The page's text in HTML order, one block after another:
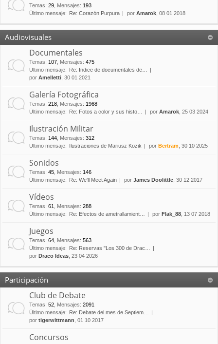
Temas: 29 Mensajes: 193
Último mensaje:
Re: Corazón Purpura por Amarok , 08 01 2018
Audiovisuales
Documentales
Temas: 107 Mensajes: 475
Último mensaje:
Re: Índice de documentales de…
por Amelletti , 30 01 2021
Galería Fotográfica
Temas: 218 Mensajes: 1968
Último mensaje:
Re: Fotos a color y sus histo… por Amarok , 25 03 2024
Ilustración Militar
Temas: 144 Mensajes: 312
Último mensaje:
Ilustraciones de Mariusz Kozik por Bertram , 30 10 2025
Sonidos
Temas: 45 Mensajes: 146
Último mensaje:
Re: We'll Meet Again por James Doolittle , 30 12 2017
Vídeos
Temas: 61 Mensajes: 288
Último mensaje:
Re: Efectos de ametrallamient… por Flak_88 , 13 07 2018
Juegos
Temas: 64 Mensajes: 563
Último mensaje:
Re: Reservas "Los 300 de Drac…
por Draco Ideas , 23 04 2026
Participación
Club de Debate
Temas: 52 Mensajes: 2091
Último mensaje:
Re: Debate del mes de Septiem…
por tigerwittmann , 01 10 2017
Concursos